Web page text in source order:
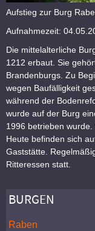
Aufstieg zur Burg
Aufnahmezeit:
Die mittelalterliche
1212 erbaut. Sie
Brandenburgs. Zu
wegen Baufälligkeit
während der
wurde auf der Burg
1996 betrieben wurde.
Heute befinden sich
Gaststätte.
Ritteressen statt.
BURGEN
Raben